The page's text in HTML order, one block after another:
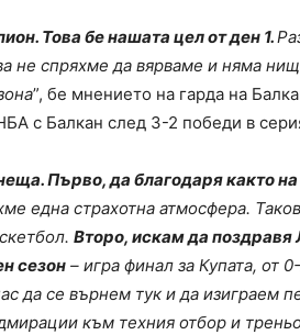
Това бе нашата цел от ден 1.
не спряхме да вярваме и няма
”, бе мнението на гарда на
с Балкан след 3-2 победи в
Първо, да благодаря както
една страхотна атмосфера.
Второ, искам да
сезон – игра финал за Купата, от
да се върнем тук и да изиграем
към техния отбор и